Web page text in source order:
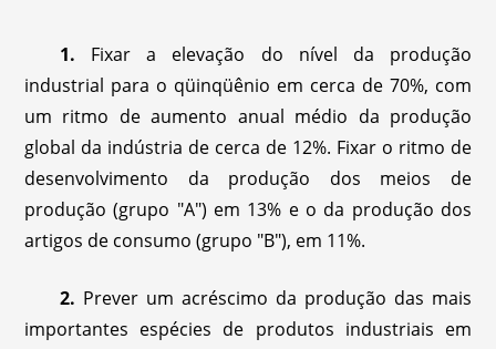
1. Fixar a elevação do nível da produção
industrial para o qüinqüênio em cerca de 70%, com
um ritmo de aumento anual médio da produção
global da indústria de cerca de 12%. Fixar o ritmo de
desenvolvimento da produção dos meios de
produção (grupo "A") em 13% e o da produção dos
artigos de consumo (grupo "B"), em 11%.
2. Prever um acréscimo da produção das mais
importantes espécies de produtos industriais em